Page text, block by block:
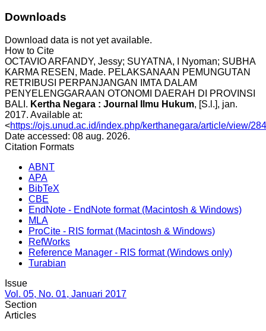
Downloads
Download data is not yet available.
How to Cite
OCTAVIO ARFANDY, Jessy; SUYATNA, I Nyoman; SUBHA
KARMA RESEN, Made. PELAKSANAAN PEMUNGUTAN
RETRIBUSI PERPANJANGAN IMTA DALAM
PENYELENGGARAAN OTONOMI DAERAH DI PROVINSI
BALI. Kertha Negara : Journal Ilmu Hukum, [S.l.], jan.
2017. Available at:
<https://ojs.unud.ac.id/index.php/kerthanegara/article/view/
Date accessed: 08 aug. 2026.
Citation Formats
ABNT
APA
BibTeX
CBE
EndNote - EndNote format (Macintosh & Windows)
MLA
ProCite - RIS format (Macintosh & Windows)
RefWorks
Reference Manager - RIS format (Windows only)
Turabian
Issue
Vol. 05, No. 01, Januari 2017
Section
Articles